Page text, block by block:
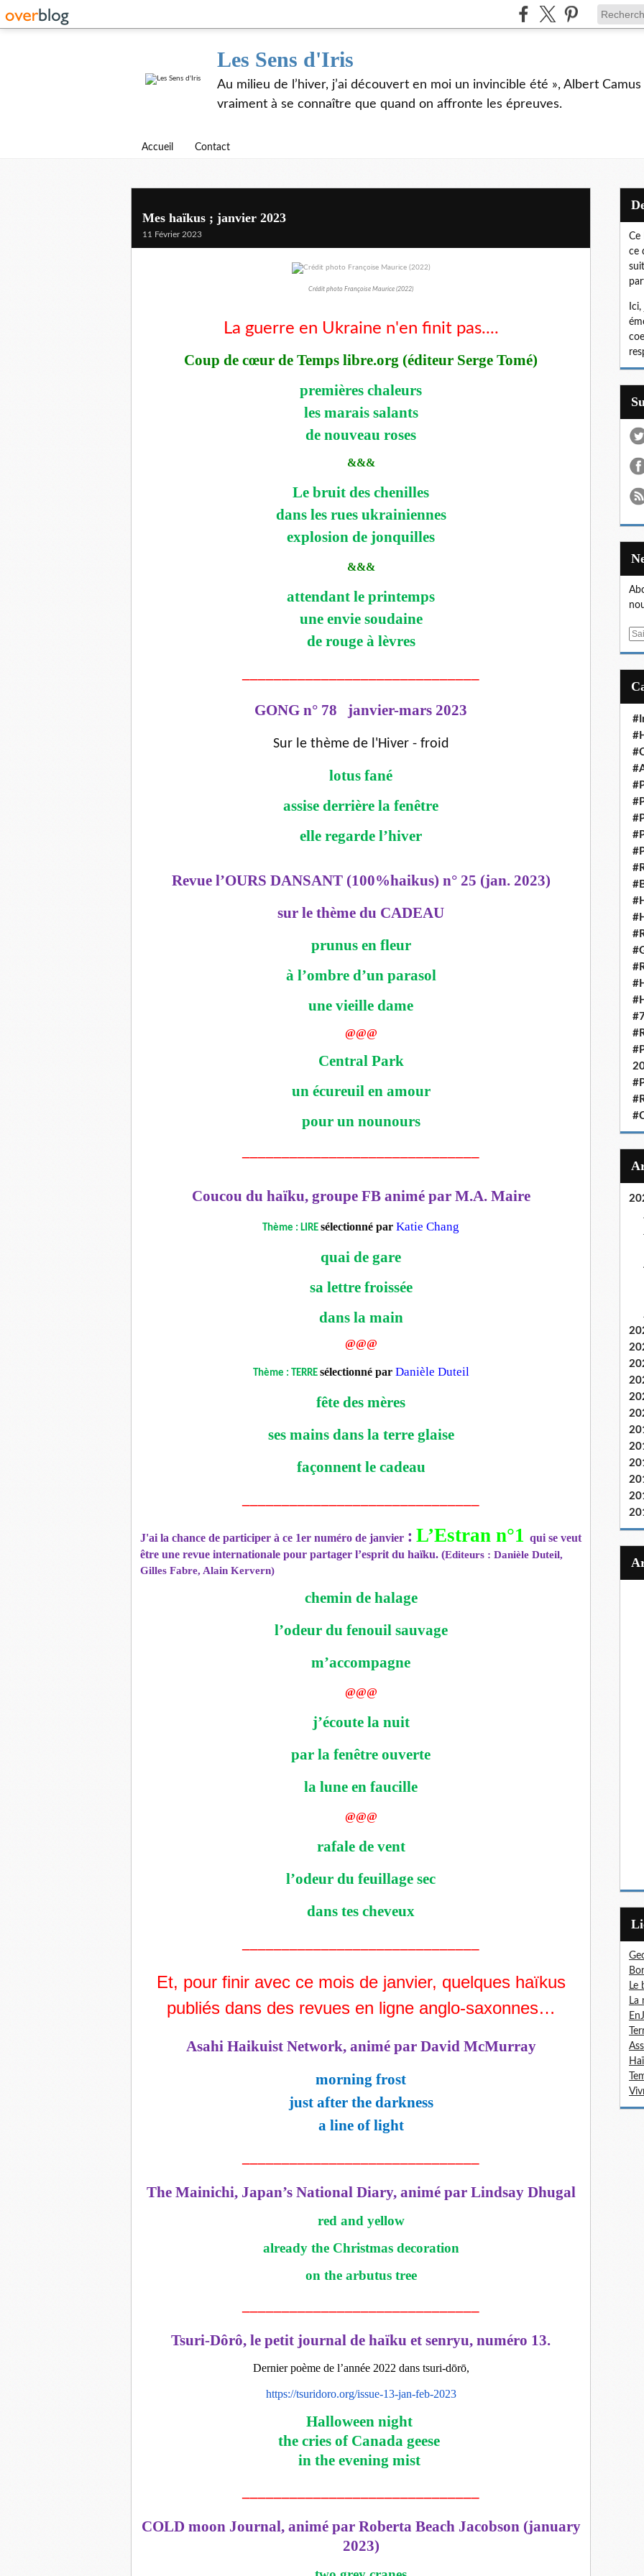
Les Sens d'Iris
Au milieu de l’hiver, j’ai découvert en moi un invincible été », Albert Camus
vraiment à se connaître que quand on affronte les épreuves.
Accueil Contact
Mes haïkus ; janvier 2023
11 Février 2023
Crédit photo Françoise Maurice (2022)
La guerre en Ukraine n'en finit pas....
Coup de cœur de Temps libre.org (éditeur Serge Tomé)
premières chaleurs
les marais salants
de nouveau roses
&&&
Le bruit des chenilles
dans les rues ukrainiennes
explosion de jonquilles
&&&
attendant le printemps
une envie soudaine
de rouge à lèvres
GONG n° 78 janvier-mars 2023
Sur le thème de l'Hiver - froid
lotus fané
assise derrière la fenêtre
elle regarde l’hiver
Revue l’OURS DANSANT (100%haikus) n° 25 (jan. 2023)
sur le thème du CADEAU
prunus en fleur
à l’ombre d’un parasol
une vieille dame
@@@
Central Park
un écureuil en amour
pour un nounours
Coucou du haïku, groupe FB animé par M.A. Maire
Thème : LIRE sélectionné par Katie Chang
quai de gare
sa lettre froissée
dans la main
@@@
Thème : TERRE sélectionné par Danièle Duteil
fête des mères
ses mains dans la terre glaise
façonnent le cadeau
J'ai la chance de participer à ce 1er numéro de janvier : L’Estran n°1 qui se veut
être une revue internationale pour partager l’esprit du haïku. (Editeurs : Danièle Duteil,
Gilles Fabre, Alain Kervern)
chemin de halage
l’odeur du fenouil sauvage
m’accompagne
@@@
j’écoute la nuit
par la fenêtre ouverte
la lune en faucille
@@@
rafale de vent
l’odeur du feuillage sec
dans tes cheveux
Et, pour finir avec ce mois de janvier, quelques haïkus
publiés dans des revues en ligne anglo-saxonnes…
Asahi Haikuist Network, animé par David McMurray
morning frost
just after the darkness
a line of light
The Mainichi, Japan’s National Diary, animé par Lindsay Dhugal
red and yellow
already the Christmas decoration
on the arbutus tree
Tsuri-Dôrô, le petit journal de haïku et senryu, numéro 13.
Dernier poème de l’année 2022 dans tsuri-dōrō,
https://tsuridoro.org/issue-13-jan-feb-2023
Halloween night
the cries of Canada geese
in the evening mist
COLD moon Journal, animé par Roberta Beach Jacobson (january
2023)
Ce
ce
E
Le
La